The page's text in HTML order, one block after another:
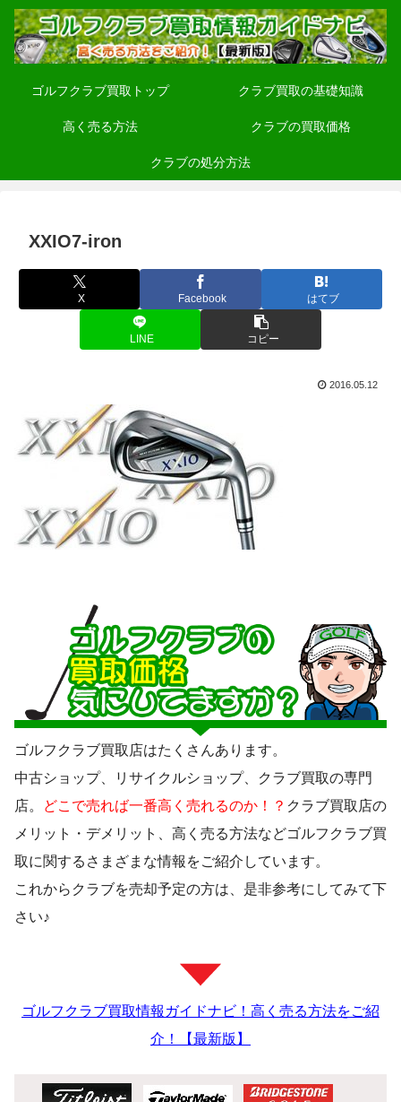
ゴルフクラブ買取トップ クラブ買取の基礎知識
高く売る方法 クラブの買取価格
クラブの処分方法
XXIO7-iron
X Facebook はてブ
LINE コピー
2016.05.12
ゴルフクラブ買取店はたくさんあります。
中古ショップ、リサイクルショップ、クラブ買取の専門
店。
どこで売れば一番高く売れるのか！？ クラブ買取店の
メリット・デメリット、高く売る方法などゴルフクラブ買
取に関するさまざまな情報をご紹介しています。
これからクラブを売却予定の方は、是非参考にしてみて下
さい♪
ゴルフクラブ買取情報ガイドナビ！高く売る方法をご紹
介！【最新版】